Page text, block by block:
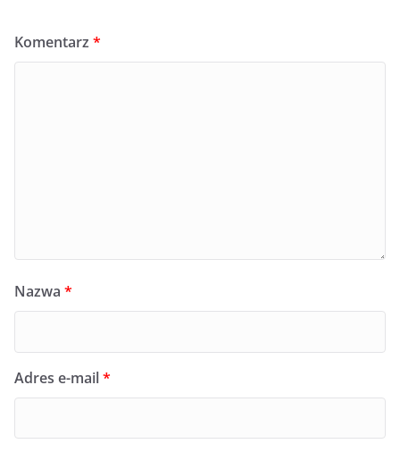
Komentarz *
Nazwa *
Adres e-mail*